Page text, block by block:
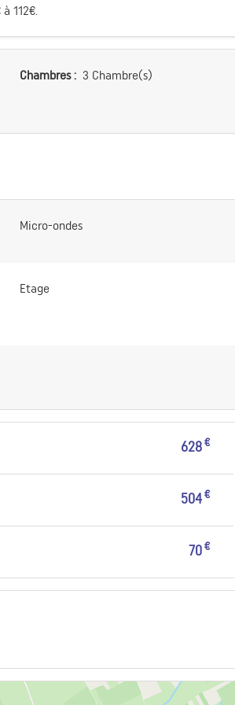
112€.
Chambres : 3 Chambre(s)
Micro-ondes
Etage
628€
504€
70€